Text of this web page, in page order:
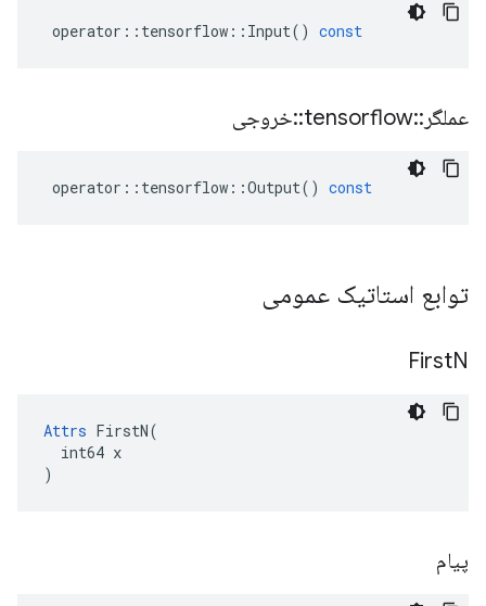
operator :: tensorflow :: Input() const
عملگر ::
tensorflow
::خروجی
operator :: tensorflow ::Output() const
توابع استاتیک عمومی
FirstN
Attrs FirstN(
  int64 x
)
پیام